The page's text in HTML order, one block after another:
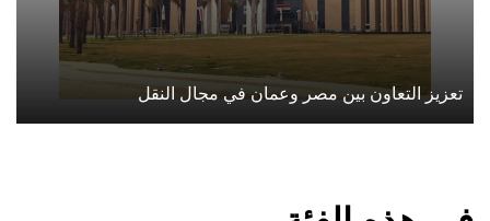
تعزيز التعاون بين مصر وعمان في مجال النقل